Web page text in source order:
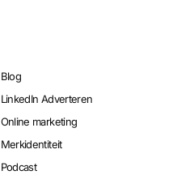
Blog
LinkedIn Adverteren
Online marketing
Merkidentiteit
Podcast